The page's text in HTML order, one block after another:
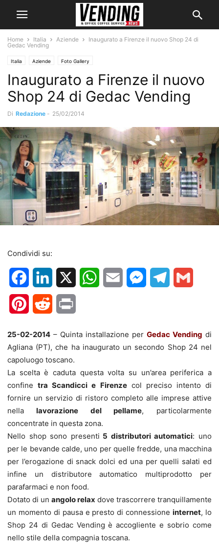
Home Italia Aziende
Inaugurato a Firenze il nuovo Shop 24 di
Gedac Vending
Italia Aziende Foto Gallery
Inaugurato a Firenze il nuovo
Shop 24 di Gedac Vending
Di Redazione - 25/02/2014
Condividi su:
FacebookLinkedIn WhatsApp
Email MessengerTelegram
PinterestReddit
25-02-2014 – Quinta installazione per Gedac Vending di
Agliana (PT), che ha inaugurato un secondo Shop 24 nel
capoluogo toscano.
La scelta è caduta questa volta su un’area periferica a
confinetra Scandicci e Firenzecol preciso intento di
fornire un servizio di ristoro completo alle imprese attive
nella lavorazione del pellame, particolarmente
concentrate in questa zona.
Nello shop sono presenti 5 distributori automatici: uno
per le bevande calde, uno per quelle fredde, una macchina
per l’erogazione di snack dolci ed una per quelli salati ed
infine un distributore automatico multiprodotto per
parafarmaci e non food.
Dotato di un angolo relax dove trascorrere tranquillamente
un momento di pausa e presto di connessioneinternet, lo
Shop 24 di Gedac Vending è accogliente e sobrio come
nello stile della compagnia toscana.